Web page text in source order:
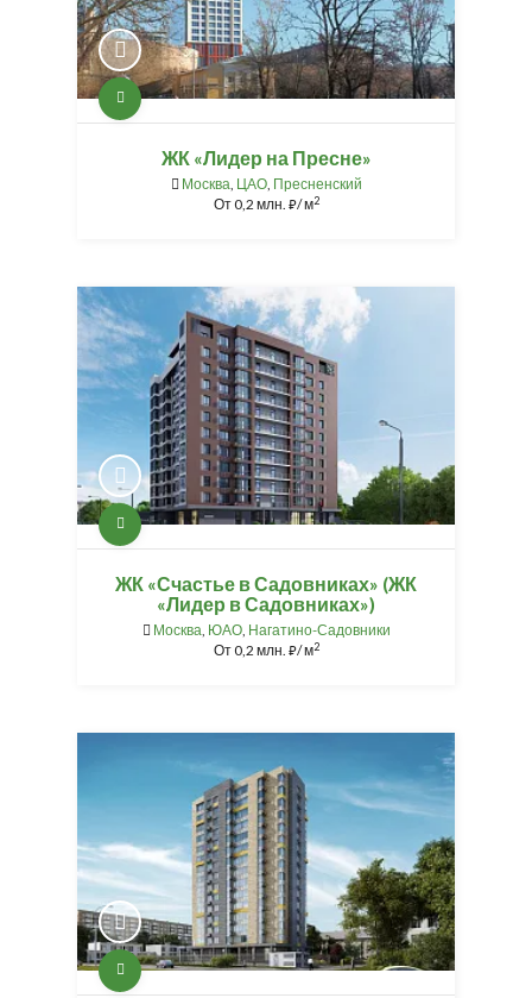
ЖК «Лидер на Пресне»
Москва, ЦАО, Пресненский
От0,2 млн. ⃏/ м2
ЖК «Счастье в Садовниках» (ЖК
«Лидер в Садовниках»)
Москва, ЮАО, Нагатино-Садовники
От0,2 млн. ⃏/ м2